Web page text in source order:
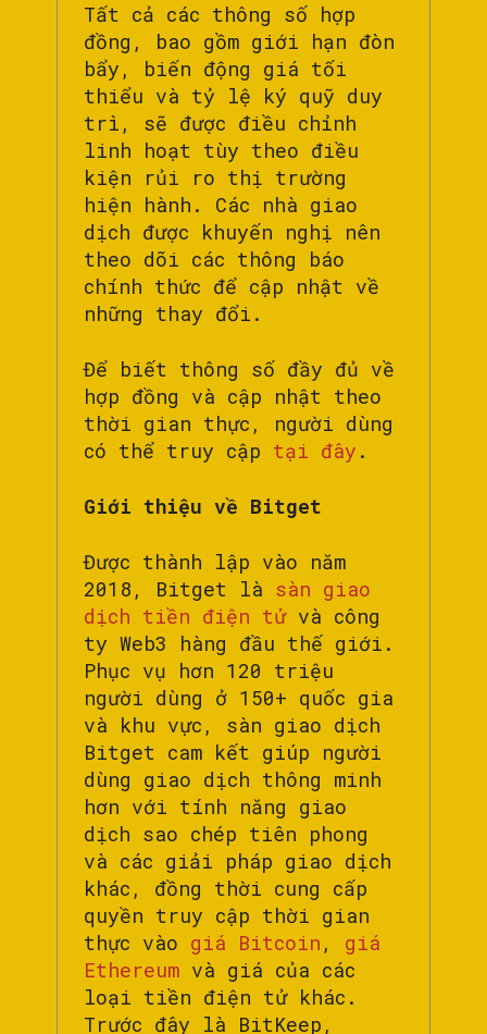
Tất cả các thông số hợp
đồng, bao gồm giới hạn đòn
bẩy, biến động giá tối
thiểu và tỷ lệ ký quỹ duy
trì, sẽ được điều chỉnh
linh hoạt tùy theo điều
kiện rủi ro thị trường
hiện hành. Các nhà giao
dịch được khuyến nghị nên
theo dõi các thông báo
chính thức để cập nhật về
những thay đổi.
Để biết thông số đầy đủ về
hợp đồng và cập nhật theo
thời gian thực, người dùng
có thể truy cập tại đây .
Giới thiệu về Bitget
Được thành lập vào năm
2018, Bitget là sàn giao
dịch tiền điện tửvà công
ty Web3 hàng đầu thế giới.
Phục vụ hơn 120 triệu
người dùng ở 150+ quốc gia
và khu vực, sàn giao dịch
Bitget cam kết giúp người
dùng giao dịch thông minh
hơn với tính năng giao
dịch sao chép tiên phong
và các giải pháp giao dịch
khác, đồng thời cung cấp
quyền truy cập thời gian
thực vào giá Bitcoin , giá
Ethereum và giá của các
loại tiền điện tử khác.
Trước đây là BitKeep,